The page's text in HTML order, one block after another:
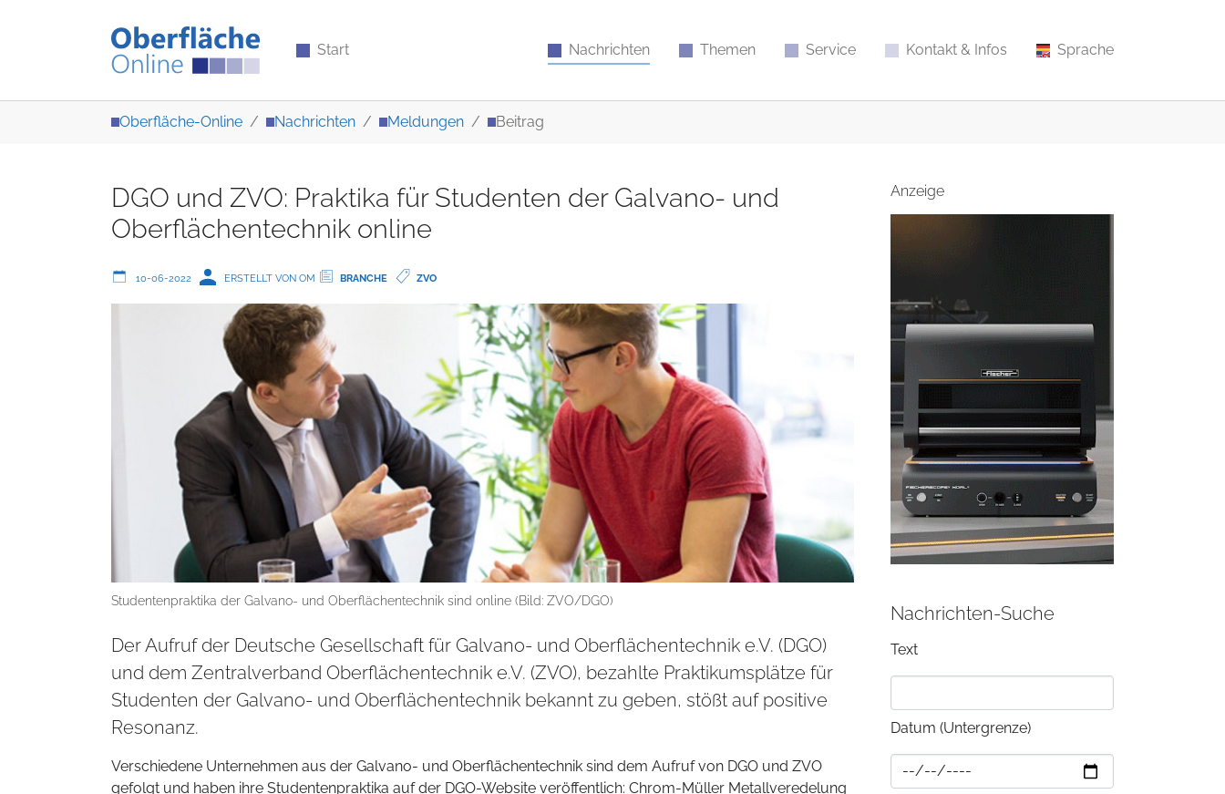
Start Nachrichten Themen Service Kontakt & Infos Sprache
Oberfläche-Online Nachrichten Meldungen Beitrag
DGO und ZVO: Praktika für Studenten der Galvano- und
Oberflächentechnik online
10-06-2022 ERSTELLT VON OM BRANCHE ZVO
Studentenpraktika der Galvano- und Oberflächentechnik sind online (Bild: ZVO/DGO)
Der Aufruf der Deutsche Gesellschaft für Galvano- und Oberflächentechnik e.V. (DGO)
und dem Zentralverband Oberflächentechnik e.V. (ZVO), bezahlte Praktikumsplätze für
Studenten der Galvano- und Oberflächentechnik bekannt zu geben, stößt auf positive
Resonanz.
Verschiedene Unternehmen aus der Galvano- und Oberflächentechnik sind dem Aufruf von DGO und ZVO
gefolgt und haben ihre Studentenpraktika auf der DGO-Website veröffentlich: Chrom-Müller Metallveredelung
Anzeige
Nachrichten-Suche
Text
Datum (Untergrenze)